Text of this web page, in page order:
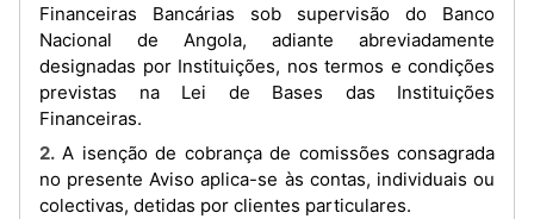
Financeiras Bancárias sob supervisão do Banco
Nacional de Angola, adiante abreviadamente
designadas por Instituições, nos termos e condições
previstas na Lei de Bases das Instituições
Financeiras.
2. A isenção de cobrança de comissões consagrada
no presente Aviso aplica-se às contas, individuais ou
colectivas, detidas por clientes particulares.